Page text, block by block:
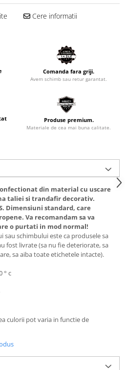
Cere informatii
Comanda fara griji.
Avem schimb sau retur garantat.
Produse premium.
Materiale de cea mai buna calitate.
din material cu uscare
taliei si trandafir decorativ.
Dimensiuni standard, care
Va recomandam sa va
o purtati in mod normal!
sau schimbului este ca produsele sa
fost livrate (sa nu fie deteriorate, sa
sa aiba toate etichetele intacte).
° c
culorii pot varia in functie de